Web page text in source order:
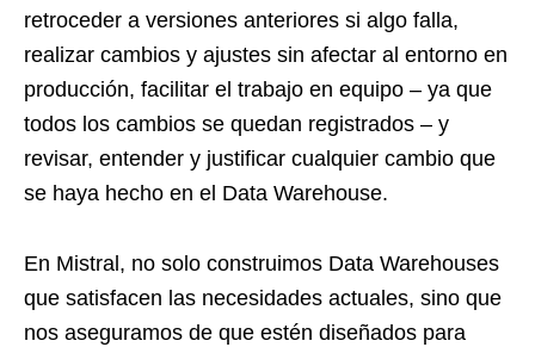
retroceder a versiones anteriores si algo falla,
realizar cambios y ajustes sin afectar al entorno en
producción, facilitar el trabajo en equipo – ya que
todos los cambios se quedan registrados – y
revisar, entender y justificar cualquier cambio que
se haya hecho en el Data Warehouse.
En Mistral, no solo construimos Data Warehouses
que satisfacen las necesidades actuales, sino que
nos aseguramos de que estén diseñados para